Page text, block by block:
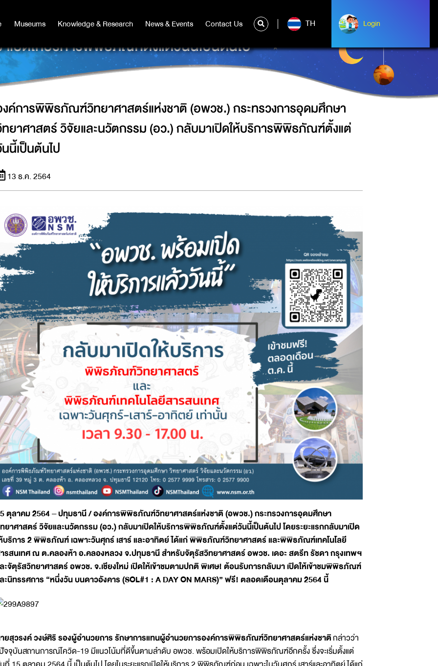
Museums Knowledge & Research News & Events Contact Us
Museums Knowledge & Research News & Events Contact Us TH Login
Login
(อพวช.) กระทรวงการอุดมศึกษา วิทยาศาสตร์ วิจัยและนวัตกรรม (อว.)
เปิดให้บริการพิพิธภัณฑ์ตั้งแต่วันนี้เป็นต้นไป
ค์การพิพิธภัณฑ์วิทยาศาสตร์แห่งชาติ (อพวช.) กระทรวงการอุดมศึกษา
ยาศาสตร์ วิจัยและนวัตกรรม (อว.) กลับมาเปิดให้บริการพิพิธภัณฑ์ตั้งแต่
นี้เป็นต้นไป
13 ธ.ค. 2564
ตุลาคม 2564 – ปทุมธานี / องค์การพิพิธภัณฑ์วิทยาศาสตร์แห่งชาติ (อพวช.) กระทรวงการอุดมศึกษา
ยาศาสตร์ วิจัยและนวัตกรรม (อว.) กลับมาเปิดให้บริการพิพิธภัณฑ์ตั้งแต่วันนี้เป็นต้นไป โดยระยะแรกกลับมาเปิด
บริการ 2 พิพิธภัณฑ์ เฉพาะวันศุกร์ เสาร์ และอาทิตย์ ได้แก่ พิพิธภัณฑ์วิทยาศาสตร์ และพิพิธภัณฑ์เทคโนโลยี
รสนเทศ ณ ต.คลองห้า อ.คลองหลวง จ.ปทุมธานี สำหรับจัตุรัสวิทยาศาสตร์ อพวช. เดอะ สตรีท รัชดา กรุงเทพฯ
ะจัตุรัสวิทยาศาสตร์ อพวช. จ.เชียงใหม่ เปิดให้เข้าชมตามปกติ พิเศษ! ต้อนรับการกลับมา เปิดให้เข้าชมพิพิธภัณฑ์
ะนิทรรศการ “หนึ่งวัน บนดาวอังคาร (SOL#1 : A DAY ON MARS)” ฟรี! ตลอดเดือนตุลาคม 2564 นี้
ยสุวรงค์ วงษ์ศิริ รองผู้อำนวยการ รักษาการแทนผู้อำนวยการองค์การพิพิธภัณฑ์วิทยาศาสตร์แห่งชาติกล่าวว่า
จจุบันสถานการณ์โควิด-19 มีแนวโน้มที่ดีขึ้นตามลำดับ อพวช. พร้อมเปิดให้บริการพิพิธภัณฑ์อีกครั้ง ซึ่งจะเริ่มตั้งแต่